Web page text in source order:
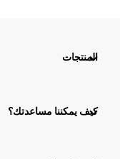
المنتجات
كيف يمكننا مساعدتك؟